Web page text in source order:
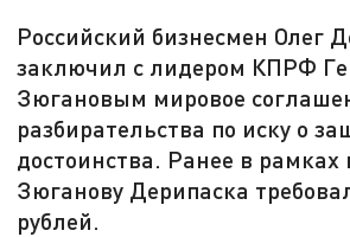
Российский бизнесмен Олег
заключил с лидером КПРФ
Зюгановым мировое
разбирательства по иску о
достоинства. Ранее в рамках
Зюганову Дерипаска
рублей.